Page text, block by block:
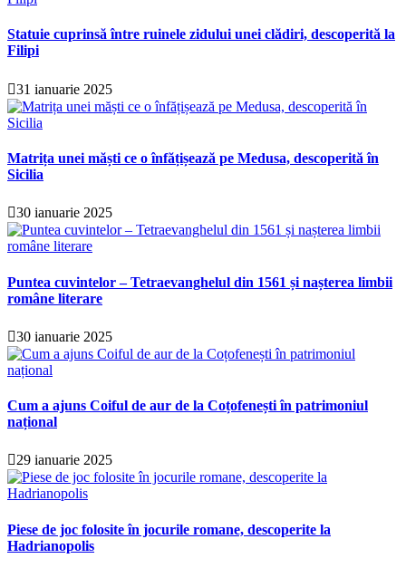
Statuie cuprinsă între ruinele zidului unei clădiri, descoperită la
Filipi
31 ianuarie 2025
Matrița unei măști ce o înfățișează pe Medusa, descoperită în
Sicilia
30 ianuarie 2025
Puntea cuvintelor – Tetraevanghelul din 1561 și nașterea limbii
române literare
30 ianuarie 2025
Cum a ajuns Coiful de aur de la Coțofenești în patrimoniul
național
29 ianuarie 2025
Piese de joc folosite în jocurile romane, descoperite la
Hadrianopolis